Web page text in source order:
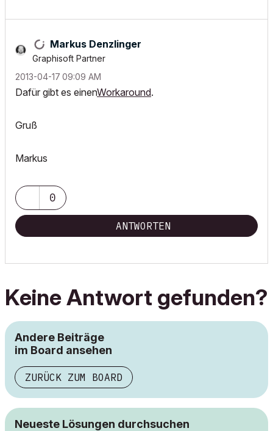
Markus Denzlinger
Graphisoft Partner
‎2013-04-17 09:09 AM
Dafür gibt es einenWorkaround.
Gruß
Markus
0
ANTWORTEN
Keine Antwort gefunden?
Andere Beiträge
im Board ansehen
ZURÜCK ZUM BOARD
Neueste Lösungen durchsuchen